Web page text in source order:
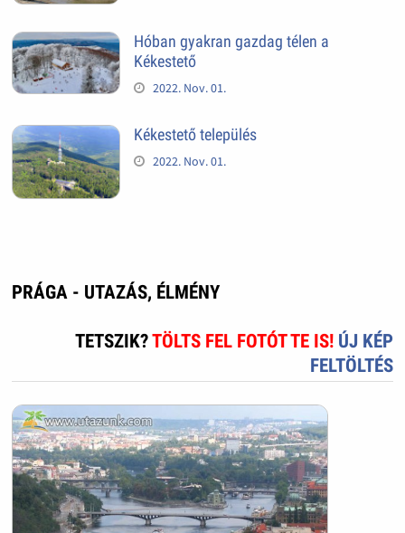
Hóban gyakran gazdag télen a
Kékestető
2022. Nov. 01.
Kékestető település
2022. Nov. 01.
PRÁGA - UTAZÁS, ÉLMÉNY
TETSZIK?TÖLTS FEL FOTÓT TE IS! ÚJ KÉP
FELTÖLTÉS